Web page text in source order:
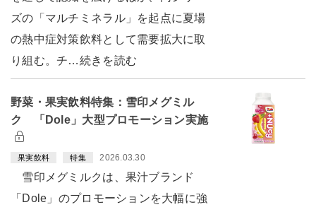
ズの「マルチミネラル」を起点に夏場
の熱中症対策飲料として需要拡大に取
り組む。チ…続きを読む
野菜・果実飲料特集：雪印メグミル
ク 「Dole」大型プロモーション実施
果実飲料 特集 2026.03.30
雪印メグミルクは、果汁ブランド
「Dole」のプロモーションを大幅に強